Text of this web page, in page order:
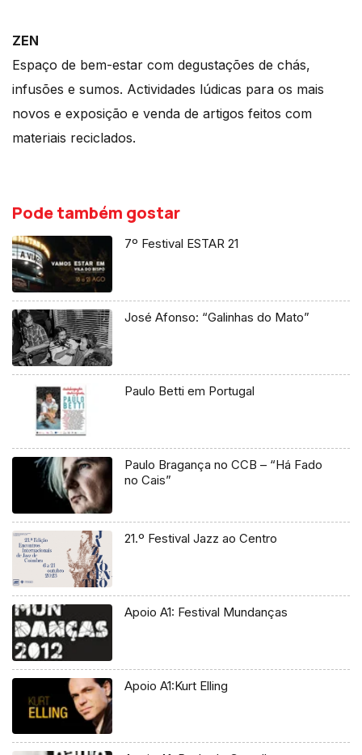
ZEN
Espaço de bem-estar com degustações de chás,
infusões e sumos. Actividades lúdicas para os mais
novos e exposição e venda de artigos feitos com
materiais reciclados.
Pode também gostar
7º Festival ESTAR 21
José Afonso: “Galinhas do Mato”
Paulo Betti em Portugal
Paulo Bragança no CCB – “Há Fado
no Cais”
21.º Festival Jazz ao Centro
Apoio A1: Festival Mundanças
Apoio A1:Kurt Elling